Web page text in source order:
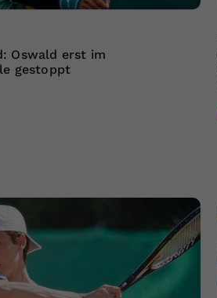
Oswald erst im
gestoppt